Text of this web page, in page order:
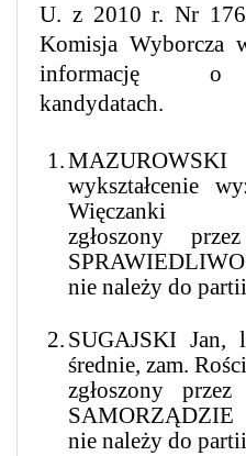
U. z 2010 r. Nr
Komisja Wyborcza
informację o
kandydatach.
1.
wykształcenie
Więczanki
zgłoszony
nie należy do
2. SUGAJSKI Jan,
średnie, zam.
zgłoszony
SAMORZĄDZIE
nie należy do